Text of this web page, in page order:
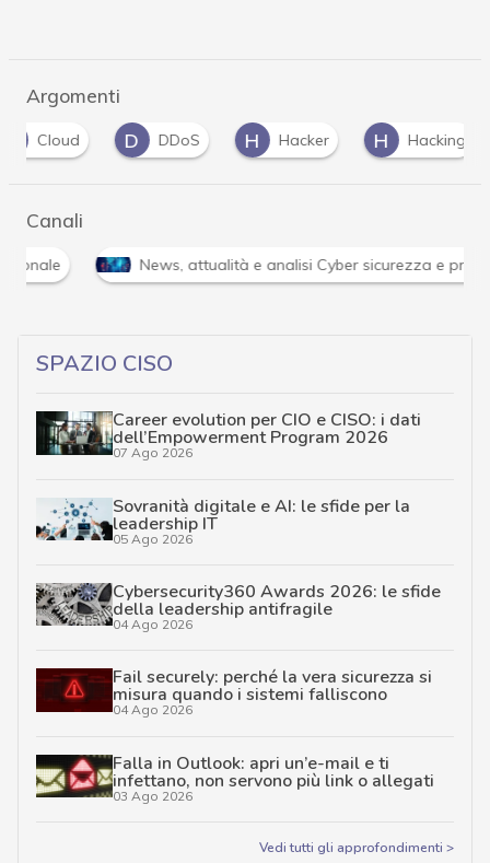
Argomenti
D
DDoS H Hacker H Hacking I
Canali
Cybersecurity nazionale News, attualità e
SPAZIO CISO
Career evolution per CIO e CISO: i dati
dell’Empowerment Program 2026
07 Ago 2026
Sovranità digitale e AI: le sfide per la
leadership IT
05 Ago 2026
Cybersecurity360 Awards 2026: le sfide
della leadership antifragile
04 Ago 2026
Fail securely: perché la vera sicurezza si
misura quando i sistemi falliscono
04 Ago 2026
Falla in Outlook: apri un’e-mail e ti
infettano, non servono più link o allegati
03 Ago 2026
Vedi tutti gli approfondimenti >